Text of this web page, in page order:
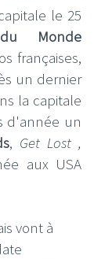
le 25
Monde
françaises,
un dernier
la capitale
d'année un
, Get Lost ,
aux USA
vont à